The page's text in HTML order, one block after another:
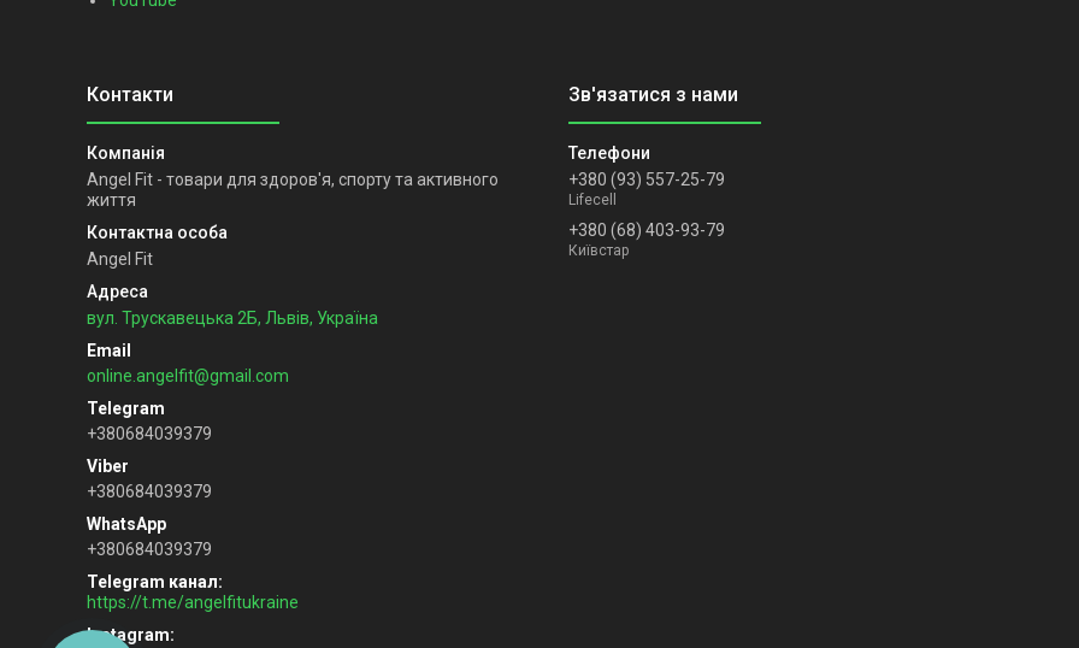
Angel Fit - товари для здоров'я, спорту та активного
життя
Angel Fit
вул. Трускавецька 2Б, Львів, Україна
online.angelfit@gmail.com
+380684039379
+380684039379
+380684039379
Telegram канал
https://t.me/angelfitukraine
Instagram
+380 (93) 557-25-79
Lifecell
+380 (68) 403-93-79
Київстар